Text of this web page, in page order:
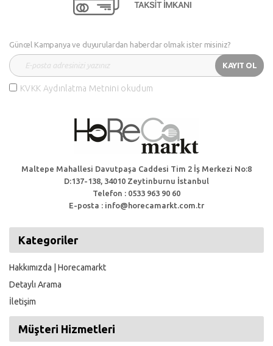
Güncel Kampanya ve duyurulardan haberdar olmak ister misiniz?
KAYIT OL
KVKK Aydınlatma Metnini okudum
Maltepe Mahallesi Davutpaşa Caddesi Tim 2 İş Merkezi No:8
D:137-138, 34010 Zeytinburnu İstanbul
Telefon : 0533 963 90 60
E-posta : info@horecamarkt.com.tr
Kategoriler
Hakkımızda | Horecamarkt
Detaylı Arama
İletişim
Müşteri Hizmetleri